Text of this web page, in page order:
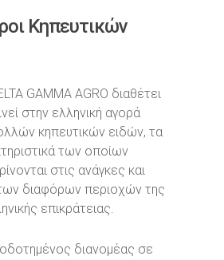
Kηπευτικών
GAMMA AGRO διαθέτει
στην ελληνική αγορά
κηπευτικών ειδών, τα
των οποίων
στις ανάγκες και
διαφόρων περιοχών της
επικράτειας.
διανομέας σε